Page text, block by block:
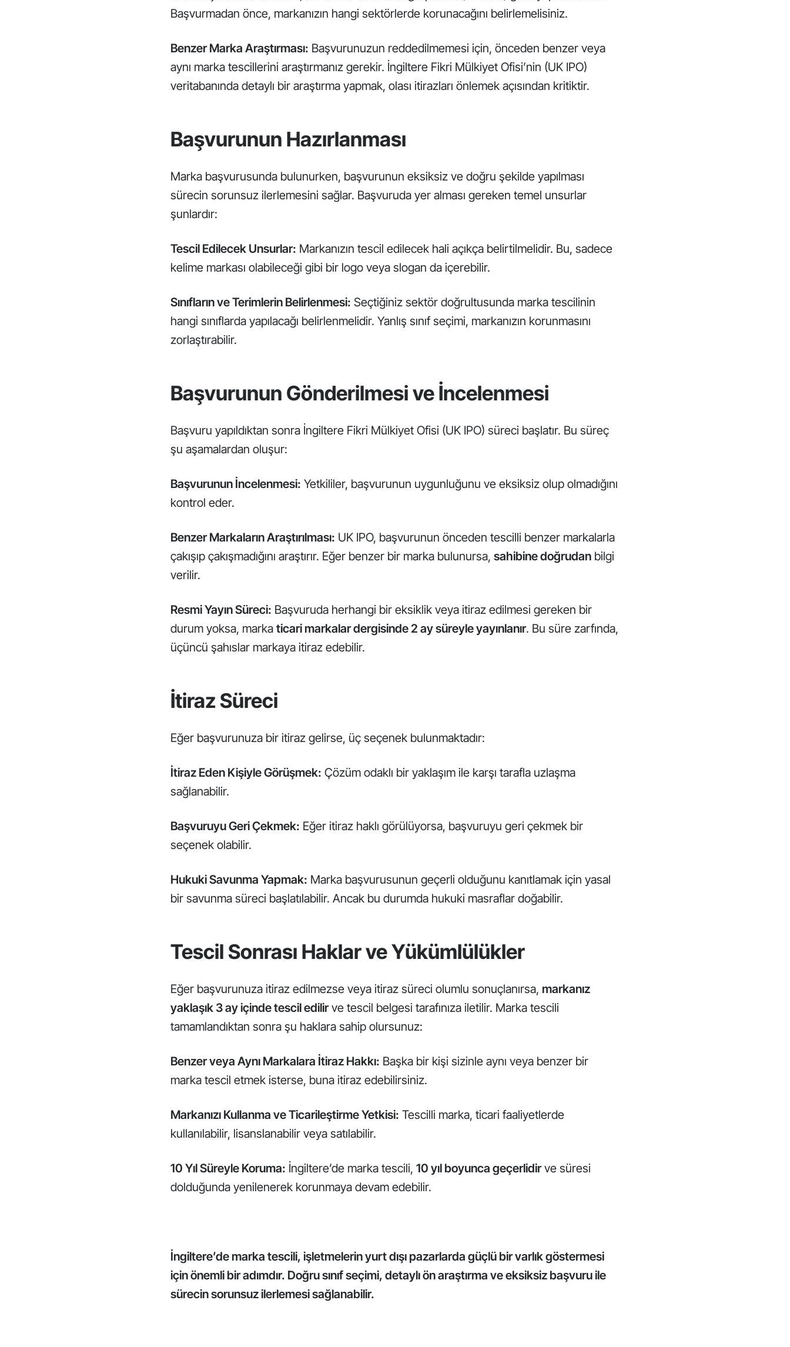
Başvurmadan önce, markanızın hangi sektörlerde korunacağını belirlemelisiniz.
Benzer Marka Araştırması: Başvurunuzun reddedilmemesi için, önceden benzer veya
aynı marka tescillerini araştırmanız gerekir. İngiltere Fikri Mülkiyet Ofisi’nin (UK IPO)
veritabanında detaylı bir araştırma yapmak, olası itirazları önlemek açısından kritiktir.
Başvurunun Hazırlanması
Marka başvurusunda bulunurken, başvurunun eksiksiz ve doğru şekilde yapılması
sürecin sorunsuz ilerlemesini sağlar. Başvuruda yer alması gereken temel unsurlar
şunlardır:
Tescil Edilecek Unsurlar: Markanızın tescil edilecek hali açıkça belirtilmelidir. Bu, sadece
kelime markası olabileceği gibi bir logo veya slogan da içerebilir.
Sınıfların ve Terimlerin Belirlenmesi: Seçtiğiniz sektör doğrultusunda marka tescilinin
hangi sınıflarda yapılacağı belirlenmelidir. Yanlış sınıf seçimi, markanızın korunmasını
zorlaştırabilir.
Başvurunun Gönderilmesi ve İncelenmesi
Başvuru yapıldıktan sonra İngiltere Fikri Mülkiyet Ofisi (UK IPO) süreci başlatır. Bu süreç
şu aşamalardan oluşur:
Başvurunun İncelenmesi: Yetkililer, başvurunun uygunluğunu ve eksiksiz olup olmadığını
kontrol eder.
Benzer Markaların Araştırılması: UK IPO, başvurunun önceden tescilli benzer markalarla
çakışıp çakışmadığını araştırır. Eğer benzer bir marka bulunursa, sahibine doğrudan bilgi
verilir.
Resmi Yayın Süreci: Başvuruda herhangi bir eksiklik veya itiraz edilmesi gereken bir
durum yoksa, marka ticari markalar dergisinde 2 ay süreyle yayınlanır. Bu süre zarfında,
üçüncü şahıslar markaya itiraz edebilir.
İtiraz Süreci
Eğer başvurunuza bir itiraz gelirse, üç seçenek bulunmaktadır:
İtiraz Eden Kişiyle Görüşmek: Çözüm odaklı bir yaklaşım ile karşı tarafla uzlaşma
sağlanabilir.
Başvuruyu Geri Çekmek: Eğer itiraz haklı görülüyorsa, başvuruyu geri çekmek bir
seçenek olabilir.
Hukuki Savunma Yapmak: Marka başvurusunun geçerli olduğunu kanıtlamak için yasal
bir savunma süreci başlatılabilir. Ancak bu durumda hukuki masraflar doğabilir.
Tescil Sonrası Haklar ve Yükümlülükler
Eğer başvurunuza itiraz edilmezse veya itiraz süreci olumlu sonuçlanırsa, markanız
yaklaşık 3 ay içinde tescil edilirve tescil belgesi tarafınıza iletilir. Marka tescili
tamamlandıktan sonra şu haklara sahip olursunuz:
Benzer veya Aynı Markalara İtiraz Hakkı: Başka bir kişi sizinle aynı veya benzer bir
marka tescil etmek isterse, buna itiraz edebilirsiniz.
Markanızı Kullanma ve Ticarileştirme Yetkisi: Tescilli marka, ticari faaliyetlerde
kullanılabilir, lisanslanabilir veya satılabilir.
10 Yıl Süreyle Koruma: İngiltere’de marka tescili, 10 yıl boyunca geçerlidirve süresi
dolduğunda yenilenerek korunmaya devam edebilir.
İngiltere’de marka tescili, işletmelerin yurt dışı pazarlarda güçlü bir varlık göstermesi
için önemli bir adımdır. Doğru sınıf seçimi, detaylı ön araştırma ve eksiksiz başvuru ile
sürecin sorunsuz ilerlemesi sağlanabilir.